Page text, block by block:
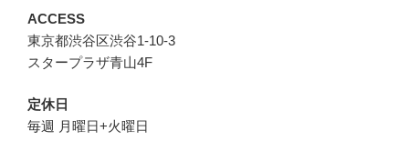
ACCESS
東京都渋谷区渋谷1-10-3
スタープラザ青山4F
定休日
毎週 月曜日+火曜日